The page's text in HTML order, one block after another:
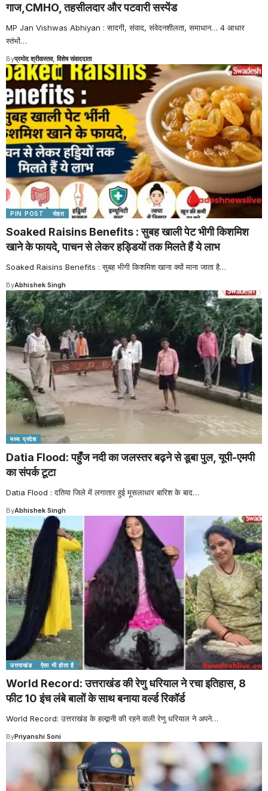
गाज,CMHO, तहसीलदार और पटवारी सस्पेंड
MP Jan Vishwas Abhiyan : सादगी, संवाद, संवेदनशीलता, समाधान… 4 आधार
स्तंभों…
Byप्रमोद श्रीवास्तव, विशेष संवाददाता
PIN POST सेहत
Soaked Raisins Benefits : सुबह खाली पेट भीगी किशमिश
खाने के फायदे, पाचन से लेकर हड्डियों तक मिलते हैं ये लाभ
Soaked Raisins Benefits : सुबह भीगी किशमिश खाना क्यों माना जाता है…
ByAbhishek Singh
मध्य प्रदेश
Datia Flood: पहुँज नदी का जलस्तर बढ़ने से डूबा पुल, यूपी-एमपी
का संपर्क टूटा
Datia Flood : दतिया जिले में लगातार हुई मूसलाधार बारिश के बाद…
ByAbhishek Singh
उत्तराखंड ऐसा भी होता है
World Record: उत्तराखंड की रेणु धरियाल ने रचा इतिहास, 8
फीट 10 इंच लंबे बालों के साथ बनाया वर्ल्ड रिकॉर्ड
World Record: उत्तराखंड के हल्द्वानी की रहने वाली रेणु धरियाल ने अपने…
ByPriyanshi Soni